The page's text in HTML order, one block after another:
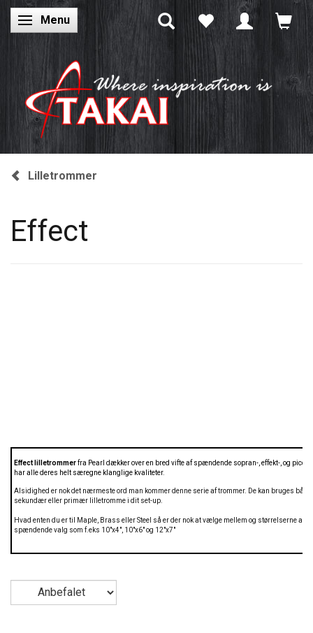
Skifte navigation
Menu
Lilletrommer
Effect
Effect lilletrommerfra Pearl dækker over en bred vifte af spændende sopran-, effekt-, og
har alle deres helt særegne klanglige kvaliteter.
Alsidighed er nok det nærmeste ord man kommer denne serie af trommer. De kan bruges både
sekundær eller primær lilletromme i dit set-up.
Hvad enten du er til Maple, Brass eller Steel så er der nok at vælge mellem og størrelserne
spændende valg som f.eks 10"x4", 10"x6" og 12"x7"